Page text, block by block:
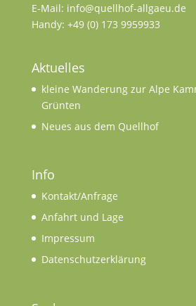
E-Mail: info@quellhof-allgaeu.de
Handy: +49 (0) 173 9959933
Aktuelles
kleine Wanderung zur Alpe
Grünten
Neues aus dem Quellhof
Info
Kontakt/Anfrage
Anfahrt und Lage
Impressum
Datenschutzerklärung